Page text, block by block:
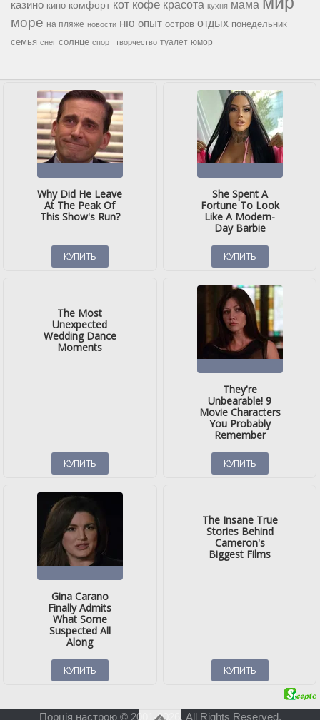
казино кино комфорт кот кофе красота кухня мама
море на пляже новости ню опыт остров отдых понедельник
семья снег солнце спорт творчество туалет юмор
Порція настрою © 2001-2026. All Rights Reserved.